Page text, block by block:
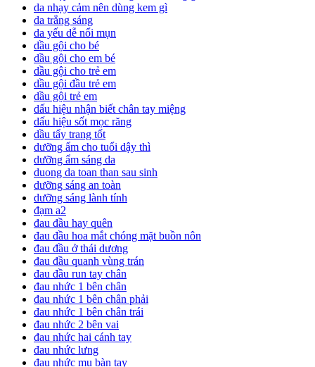
da nhạy cảm nên dùng kem gì
da trắng sáng
da yếu dễ nổi mụn
dầu gội cho bé
dầu gội cho em bé
dầu gội cho trẻ em
dầu gội đầu trẻ em
dầu gội trẻ em
dấu hiệu nhận biết chân tay miệng
dấu hiệu sốt mọc răng
dầu tẩy trang tốt
dưỡng ẩm cho tuổi dậy thì
dưỡng ẩm sáng da
duong da toan than sau sinh
dưỡng sáng an toàn
dưỡng sáng lành tính
đạm a2
đau đầu hay quên
đau đầu hoa mắt chóng mặt buồn nôn
đau đầu ở thái dương
đau đầu quanh vùng trán
đau đầu run tay chân
đau nhức 1 bên chân
đau nhức 1 bên chân phải
đau nhức 1 bên chân trái
đau nhức 2 bên vai
đau nhức hai cánh tay
đau nhức lưng
đau nhức mu bàn tay